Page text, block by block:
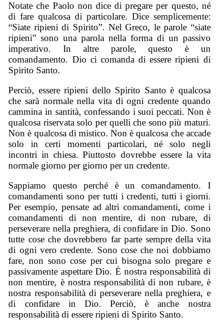
Notate che Paolo non dice di pregare per questo, né
di fare qualcosa di particolare. Dice semplicemente:
“Siate ripieni di Spirito”. Nel Greco, le parole “siate
ripieni” sono una parola nella forma di un passivo
imperativo. In altre parole, questo è un
comandamento. Dio ci comanda di essere ripieni di
Spirito Santo.
Perciò, essere ripieni dello Spirito Santo è qualcosa
che sarà normale nella vita di ogni credente quando
cammina in santità, confessando i suoi peccati. Non è
qualcosa riservata solo per quelli che sono più maturi.
Non è qualcosa di mistico. Non è qualcosa che accade
solo in certi momenti particolari, né solo negli
incontri in chiesa. Piuttosto dovrebbe essere la vita
normale giorno per giorno per un credente.
Sappiamo questo perché è un comandamento. I
comandamenti sono per tutti i credenti, tutti i giorni.
Per esempio, pensate ad altri comandamenti, come i
comandamenti di non mentire, di non rubare, di
perseverare nella preghiera, di confidare in Dio. Sono
tutte cose che dovrebbero far parte sempre della vita
di ogni vero credente. Sono cose che noi dobbiamo
fare, non sono cose per cui bisogna solo pregare e
passivamente aspettare Dio. È nostra responsabilità di
non mentire, è nostra responsabilità di non rubare, è
nostra responsabilità di perseverare nella preghiera, e
di confidare in Dio. Perciò, è anche nostra
responsabilità di essere ripieni di Spirito Santo.